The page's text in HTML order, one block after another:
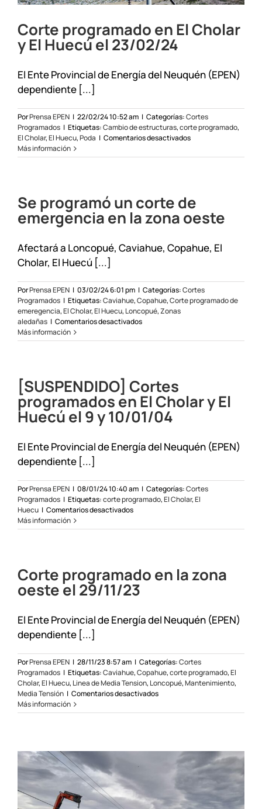
Corte programado en El Cholar
y El Huecú el 23/02/24
El Ente Provincial de Energía del Neuquén (EPEN)
dependiente [...]
PorPrensa EPEN | 22/02/24 10:52 am | Categorías:Cortes
Programados | Etiquetas:Cambio de estructuras,corte programado,
El Cholar,El Huecu,Poda | Comentarios desactivadosen
programado
y
El
Huecú
23/02/24
Más información
Se programó un corte de
emergencia en la zona oeste
Afectará a Loncopué, Caviahue, Copahue, El
Cholar, El Huecú [...]
PorPrensa EPEN | 03/02/24 6:01 pm | Categorías:Cortes
Programados | Etiquetas:Caviahue,Copahue,Corte programado de
emeregencia,El Cholar,El Huecu, Loncopué,Zonas
aledañas | Comentarios desactivadosen
programó
emergencia
en
la
zona
oeste
Más información
[SUSPENDIDO] Cortes
programados en El Cholar y El
Huecú el 9 y 10/01/04
El Ente Provincial de Energía del Neuquén (EPEN)
dependiente [...]
PorPrensa EPEN | 08/01/24 10:40 am | Categorías:Cortes
Programados | Etiquetas:corte programado,El Cholar,El
Huecu | Comentarios desactivadosen
Cortes
Cholar
y
El
9
Más información
Corte programado en la zona
oeste el 29/11/23
El Ente Provincial de Energía del Neuquén (EPEN)
dependiente [...]
PorPrensa EPEN | 28/11/23 8:57 am | Categorías:Cortes
Programados | Etiquetas:Caviahue,Copahue,corte programado,El
Cholar,El Huecu, Linea de Media Tension, Loncopué,Mantenimiento,
Media Tensión | Comentarios desactivadosen
programado
29/11/23
Más información